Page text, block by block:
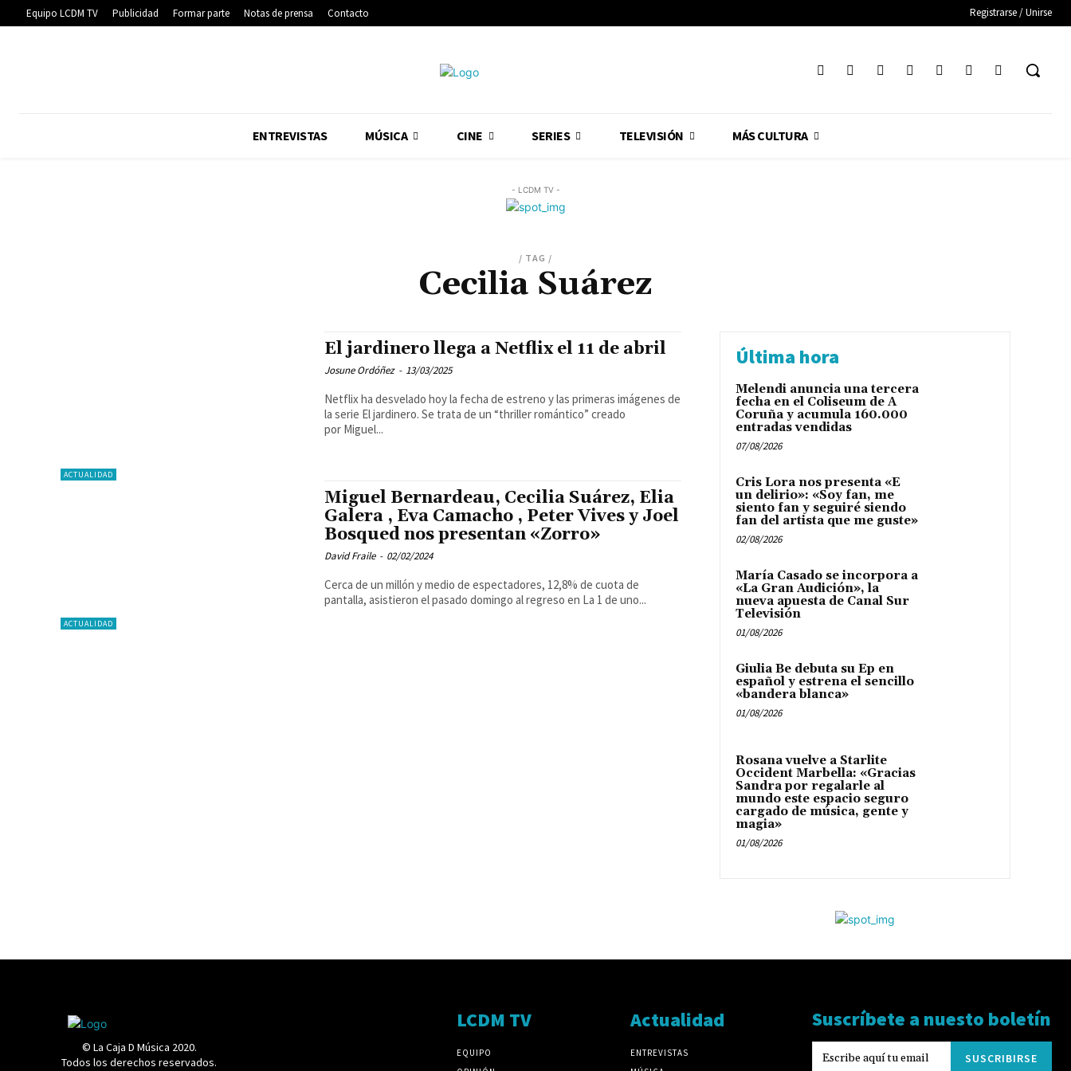
Equipo LCDM TV Publicidad Formar parte Notas de prensa Contacto Registrarse / Unirse
ENTREVISTAS MÚSICA CINE SERIES TELEVISIÓN MÁS CULTURA
- LCDM TV -
/ TAG /
Cecilia Suárez
ACTUALIDAD
El jardinero llega a Netflix el 11 de abril
Josune Ordóñez - 13/03/2025
Netflix ha desvelado hoy la fecha de estreno y las primeras imágenes de
la serie El jardinero. Se trata de un “thriller romántico” creado
por Miguel...
ACTUALIDAD
Miguel Bernardeau, Cecilia Suárez, Elia
Galera , Eva Camacho , Peter Vives y Joel
Bosqued nos presentan «Zorro»
David Fraile - 02/02/2024
Cerca de un millón y medio de espectadores, 12,8% de cuota de
pantalla, asistieron el pasado domingo al regreso en La 1 de uno...
Última hora
Melendi anuncia una tercera
fecha en el Coliseum de A
Coruña y acumula 160.000
entradas vendidas
07/08/2026
Cris Lora nos presenta «E
un delirio»: «Soy fan, me
siento fan y seguiré siendo
fan del artista que me guste»
02/08/2026
María Casado se incorpora a
«La Gran Audición», la
nueva apuesta de Canal Sur
Televisión
01/08/2026
Giulia Be debuta su Ep en
español y estrena el sencillo
«bandera blanca»
01/08/2026
Rosana vuelve a Starlite
Occident Marbella: «Gracias
Sandra por regalarle al
mundo este espacio seguro
cargado de música, gente y
magia»
01/08/2026
© La Caja D Música 2020.
Todos los derechos reservados.
LCDM TV
EQUIPO
Actualidad
ENTREVISTAS
Suscríbete a nuesto boletín
SUSCRIBIRSE